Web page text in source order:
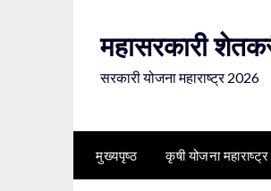
महासरकारी
सरकारी योजना महाराष्ट्र 2026
मुख्यपृष्ठ कृषी योजना महाराष्ट्र